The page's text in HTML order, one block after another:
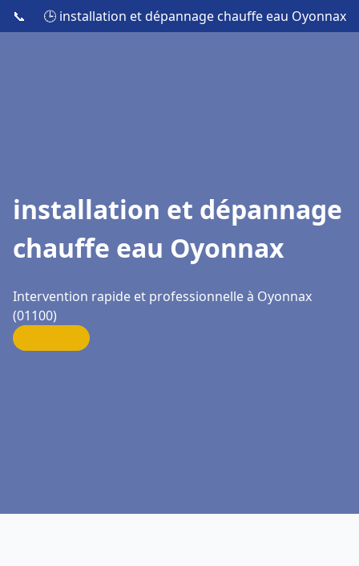
📞 🕒 installation et dépannage chauffe eau Oyonnax
installation et dépannage
chauffe eau Oyonnax
Intervention rapide et professionnelle à Oyonnax
(01100)